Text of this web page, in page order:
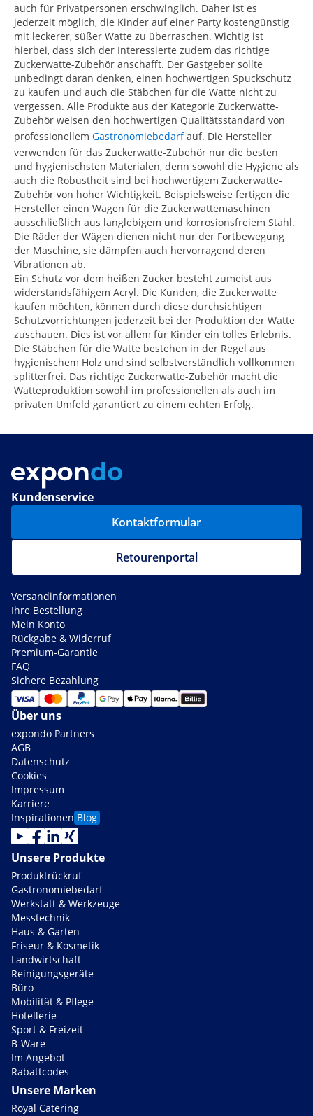
auch für Privatpersonen erschwinglich. Daher ist es
jederzeit möglich, die Kinder auf einer Party kostengünstig
mit leckerer, süßer Watte zu überraschen. Wichtig ist
hierbei, dass sich der Interessierte zudem das richtige
Zuckerwatte-Zubehör anschafft. Der Gastgeber sollte
unbedingt daran denken, einen hochwertigen Spuckschutz
zu kaufen und auch die Stäbchen für die Watte nicht zu
vergessen. Alle Produkte aus der Kategorie Zuckerwatte-
Zubehör weisen den hochwertigen Qualitätsstandard von
professionellem Gastronomiebedarfauf. Die Hersteller
verwenden für das Zuckerwatte-Zubehör nur die besten
und hygienischsten Materialen, denn sowohl die Hygiene als
auch die Robustheit sind bei hochwertigem Zuckerwatte-
Zubehör von hoher Wichtigkeit. Beispielsweise fertigen die
Hersteller einen Wagen für die Zuckerwattemaschinen
ausschließlich aus langlebigem und korrosionsfreiem Stahl.
Die Räder der Wägen dienen nicht nur der Fortbewegung
der Maschine, sie dämpfen auch hervorragend deren
Vibrationen ab.
Ein Schutz vor dem heißen Zucker besteht zumeist aus
widerstandsfähigem Acryl. Die Kunden, die Zuckerwatte
kaufen möchten, können durch diese durchsichtigen
Schutzvorrichtungen jederzeit bei der Produktion der Watte
zuschauen. Dies ist vor allem für Kinder ein tolles Erlebnis.
Die Stäbchen für die Watte bestehen in der Regel aus
hygienischem Holz und sind selbstverständlich vollkommen
splitterfrei. Das richtige Zuckerwatte-Zubehör macht die
Watteproduktion sowohl im professionellen als auch im
privaten Umfeld garantiert zu einem echten Erfolg.
Kundenservice
Kontaktformular
Retourenportal
Versandinformationen
Ihre Bestellung
Mein Konto
Rückgabe & Widerruf
Premium-Garantie
FAQ
Sichere Bezahlung
Über uns
expondo Partners
AGB
Datenschutz
Cookies
Impressum
Karriere
Inspirationen Blog
Unsere Produkte
Produktrückruf
Gastronomiebedarf
Werkstatt & Werkzeuge
Messtechnik
Haus & Garten
Friseur & Kosmetik
Landwirtschaft
Reinigungsgeräte
Büro
Mobilität & Pflege
Hotellerie
Sport & Freizeit
B-Ware
Im Angebot
Rabattcodes
Unsere Marken
Royal Catering